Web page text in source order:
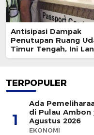
Antisipasi Dampak
Penutupan Ruang
Timur Tengah, Ini
Ditjen Imigrasi
TERPOPULER
1
Ada
di Pulau Ambon
Agustus 2026
EKONOMI